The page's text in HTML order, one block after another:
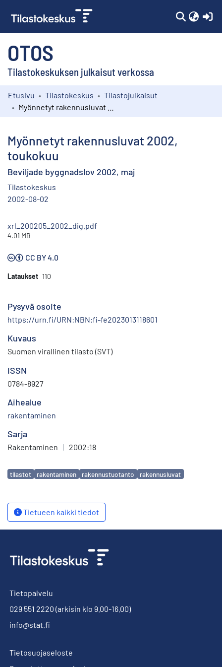
OTOS
Tilastokeskuksen julkaisut verkossa
Kokoelmat
Etusivu Tilastokeskus
Tilastojulkaisut
Myönnetyt rakennusluvat 2002,
toukokuu
Beviljade byggnadslov 2002, maj
Tilastokeskus
2002-08-02
xrl_200205_2002_dig.pdf
4.01 MB
CC BY 4.0
Lataukset 110
Pysyvä osoite
https://urn.fi/URN:NBN:fi-fe2023013118601
Kuvaus
Suomen virallinen tilasto (SVT)
ISSN
0784-8927
Aihealue
rakentaminen
Sarja
Rakentaminen | 2002:18
Avainsanat
tilastot rakentaminen rakennustuotanto rakennusluvat
Tietueen kaikki tiedot
Tietopalvelu
029 551 2220 (arkisin klo 9.00-16.00)
info@stat.fi
Tietosuojaseloste